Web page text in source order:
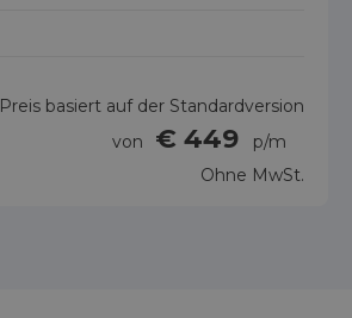
Preis basiert auf der Standardversion
von
€ 449
p/m
Ohne MwSt.